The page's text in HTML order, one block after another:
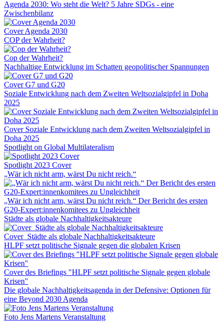
Agenda 2030: Wo steht die Welt? 5 Jahre SDGs - eine
Zwischenbilanz
Cover Agenda 2030
COP der Wahrheit?
Cop der Wahrheit?
Nachhaltige Entwicklung im Schatten geopolitischer Spannungen
Cover G7 und G20
Soziale Entwicklung nach dem Zweiten Weltsozialgipfel in Doha
2025
Cover Soziale Entwicklung nach dem Zweiten Weltsozialgipfel in
Doha 2025
Spotlight on Global Multilateralism
Spotlight 2023 Cover
„Wär ich nicht arm, wärst Du nicht reich.“
„Wär ich nicht arm, wärst Du nicht reich.“ Der Bericht des ersten
G20-Expert:innenkomitees zu Ungleichheit
Städte als globale Nachhaltigkeitsakteure
Cover_Städte als globale Nachhaltigkeitsakteure
HLPF setzt politische Signale gegen die globalen Krisen
Cover des Briefings "HLPF setzt politische Signale gegen globale
Krisen"
Die globale Nachhaltigkeitsagenda in der Defensive: Optionen für
eine Beyond 2030 Agenda
Foto Jens Martens Veranstaltung